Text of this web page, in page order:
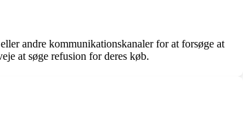
andre kommunikationskanaler for at forsøge at
at søge refusion for deres køb.